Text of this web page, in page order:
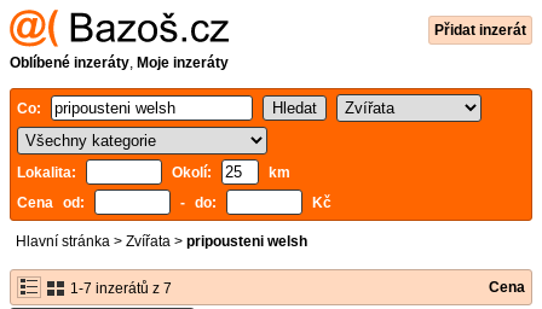
Přidat inzerát
Oblíbené inzeráty, Moje inzeráty
Co:
Lokalita: Okolí:
km
Cena od:
- do: Kč
Hlavní stránka > Zvířata > pripousteni welsh
1-7 inzerátů z 7 Cena